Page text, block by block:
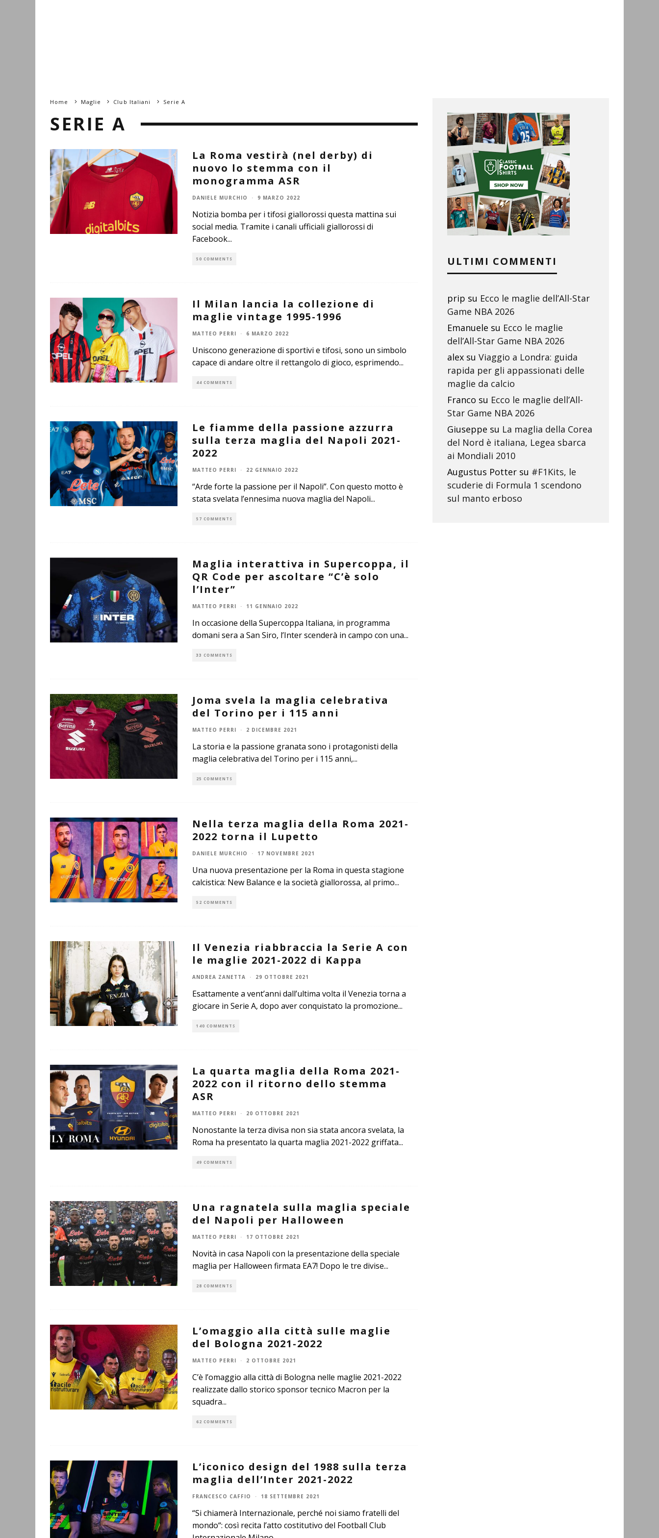
Home Maglie Club Italiani Serie A
SERIE A
La Roma vestirà (nel derby) di
nuovo lo stemma con il
monogramma ASR
DANIELE MURCHIO · 9 MARZO 2022
Notizia bomba per i tifosi giallorossi questa mattina sui
social media. Tramite i canali ufficiali giallorossi di
Facebook...
50 COMMENTS
Il Milan lancia la collezione di
maglie vintage 1995-1996
MATTEO PERRI · 6 MARZO 2022
Uniscono generazione di sportivi e tifosi, sono un simbolo
capace di andare oltre il rettangolo di gioco, esprimendo...
44 COMMENTS
Le fiamme della passione azzurra
sulla terza maglia del Napoli 2021-
2022
MATTEO PERRI · 22 GENNAIO 2022
“Arde forte la passione per il Napoli”. Con questo motto è
stata svelata l’ennesima nuova maglia del Napoli...
57 COMMENTS
Maglia interattiva in Supercoppa, il
QR Code per ascoltare “C’è solo
l’Inter”
MATTEO PERRI · 11 GENNAIO 2022
In occasione della Supercoppa Italiana, in programma
domani sera a San Siro, l’Inter scenderà in campo con una...
33 COMMENTS
Joma svela la maglia celebrativa
del Torino per i 115 anni
MATTEO PERRI · 2 DICEMBRE 2021
La storia e la passione granata sono i protagonisti della
maglia celebrativa del Torino per i 115 anni,...
25 COMMENTS
Nella terza maglia della Roma 2021-
2022 torna il Lupetto
DANIELE MURCHIO · 17 NOVEMBRE 2021
Una nuova presentazione per la Roma in questa stagione
calcistica: New Balance e la società giallorossa, al primo...
52 COMMENTS
Il Venezia riabbraccia la Serie A con
le maglie 2021-2022 di Kappa
ANDREA ZANETTA · 29 OTTOBRE 2021
Esattamente a vent’anni dall’ultima volta il Venezia torna a
giocare in Serie A, dopo aver conquistato la promozione...
140 COMMENTS
La quarta maglia della Roma 2021-
2022 con il ritorno dello stemma
ASR
MATTEO PERRI · 20 OTTOBRE 2021
Nonostante la terza divisa non sia stata ancora svelata, la
Roma ha presentato la quarta maglia 2021-2022 griffata...
49 COMMENTS
Una ragnatela sulla maglia speciale
del Napoli per Halloween
MATTEO PERRI · 17 OTTOBRE 2021
Novità in casa Napoli con la presentazione della speciale
maglia per Halloween firmata EA7! Dopo le tre divise...
28 COMMENTS
L’omaggio alla città sulle maglie
del Bologna 2021-2022
MATTEO PERRI · 2 OTTOBRE 2021
C’è l’omaggio alla città di Bologna nelle maglie 2021-2022
realizzate dallo storico sponsor tecnico Macron per la
squadra...
62 COMMENTS
L’iconico design del 1988 sulla terza
maglia dell’Inter 2021-2022
FRANCESCO CAFFIO · 18 SETTEMBRE 2021
“Si chiamerà Internazionale, perché noi siamo fratelli del
mondo“: così recita l’atto costitutivo del Football Club
ULTIMI COMMENTI
prip su Ecco le maglie dell’All-Star
Game NBA 2026
Emanuele su Ecco le maglie
dell’All-Star Game NBA 2026
alex su Viaggio a Londra: guida
rapida per gli appassionati delle
maglie da calcio
Franco su Ecco le maglie dell’All-
Star Game NBA 2026
Giuseppe su La maglia della Corea
del Nord è italiana, Legea sbarca
ai Mondiali 2010
Augustus Potter su #F1Kits, le
scuderie di Formula 1 scendono
sul manto erboso